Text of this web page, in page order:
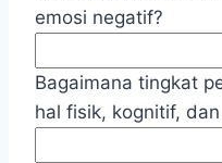
emosi negatif?
Bagaimana tingkat
hal fisik, kognitif,